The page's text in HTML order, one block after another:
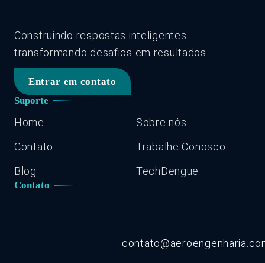
Construindo respostas inteligentes
transformando desafios em resultados.
Entrar em contato
Suporte
Home
Sobre nós
Contato
Trabalhe Conosco
Blog
TechDengue
Contato